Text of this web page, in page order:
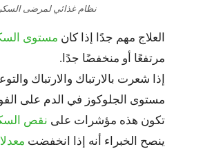
نظام غذائي لمرضى
العلاج مهم جدًا إذا كان مستوى
مرتفعًا أو منخفضًا جدًا.
إذا شعرت بالارتباك والارتباك
مستوى الجلوكوز في الدم على
تكون هذه مؤشرات على نقص
ينصح الخبراء أنه إذا انخفضت